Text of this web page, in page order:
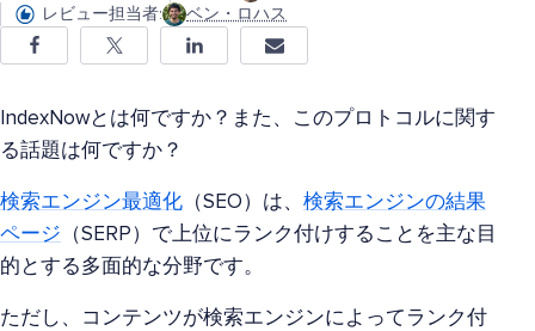
レビュー担当者:
ベン・ロハス
IndexNowとは何ですか？また、このプロトコルに関す
る話題は何ですか？
検索エンジン最適化 （SEO）は、 検索エンジンの結果
ページ （SERP）で上位にランク付けすることを主な目
的とする多面的な分野です。
ただし、コンテンツが検索エンジンによってランク付